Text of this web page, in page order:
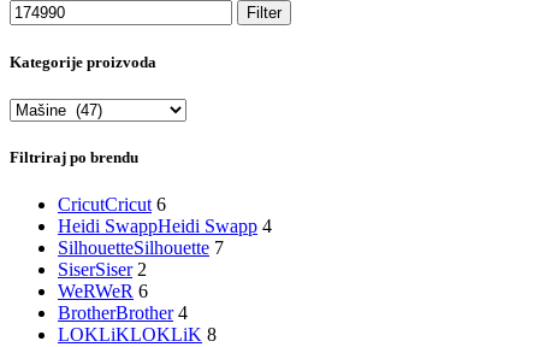
Filter
Kategorije proizvoda
Filtriraj po brendu
CricutCricut 6
Heidi SwappHeidi Swapp 4
SilhouetteSilhouette 7
SiserSiser 2
WeRWeR 6
BrotherBrother 4
LOKLiKLOKLiK 8